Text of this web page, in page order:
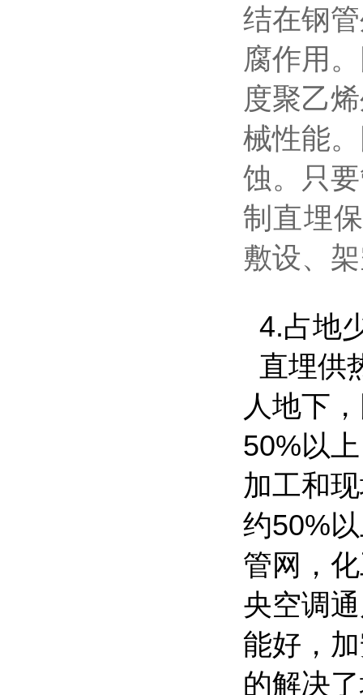
结在钢
腐作用
度聚乙
械性能
蚀。只
制直埋
敷设、
4.占地
直埋供
人地下
50%以
加工和
约50%
管网，
央空调
能好，
的解决